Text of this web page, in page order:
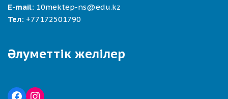
E-mail: 10mektep-ns@edu.kz
Тел: +77172501790
Әлуметтік желілер